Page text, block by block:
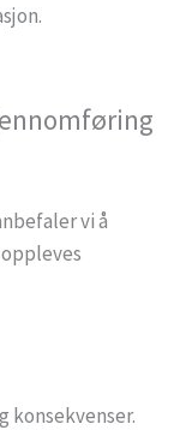
vi å
konsekvenser.